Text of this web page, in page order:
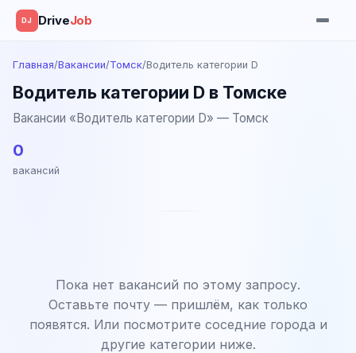
DJ DriveJob
Главная/Вакансии/Томск/Водитель категории D
Водитель категории D в Томске
Вакансии «Водитель категории D» — Томск
0
вакансий
Пока нет вакансий по этому запросу.
Оставьте почту — пришлём, как только
появятся. Или посмотрите соседние города и
другие категории ниже.